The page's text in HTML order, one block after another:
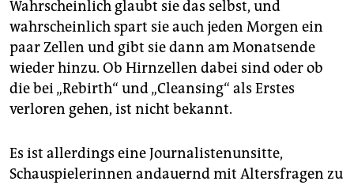
Wahrscheinlich glaubt sie das selbst, und
wahrscheinlich spart sie auch jeden Morgen ein
paar Zellen und gibt sie dann am Monatsende
wieder hinzu. Ob Hirnzellen dabei sind oder ob
die bei „Rebirth“ und „Cleansing“ als Erstes
verloren gehen, ist nicht bekannt.
Es ist allerdings eine Journalistenunsitte,
Schauspielerinnen andauernd mit Altersfragen zu